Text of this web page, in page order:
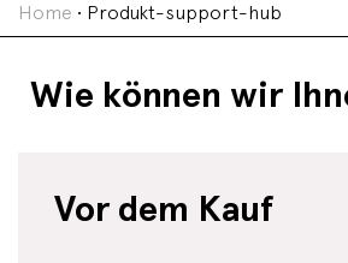
Home • Produkt-support-hub
Wie können wir
Vor dem Kauf